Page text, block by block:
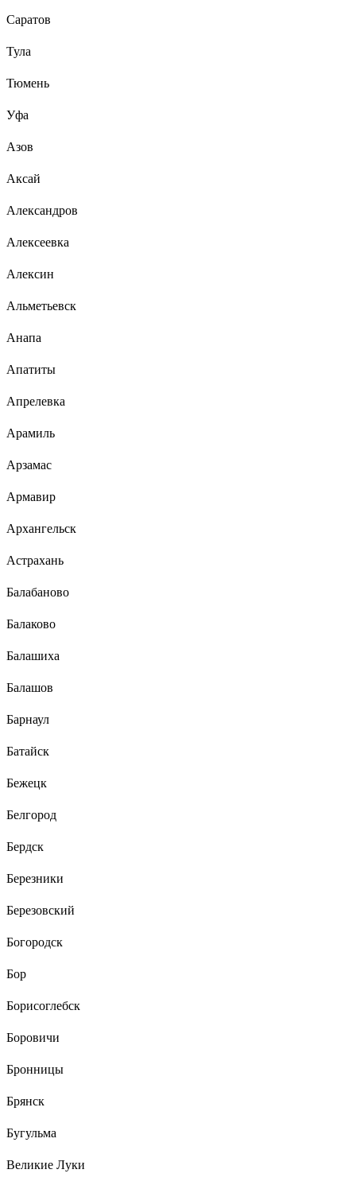
Саратов
Тула
Тюмень
Уфа
Азов
Аксай
Александров
Алексеевка
Алексин
Альметьевск
Анапа
Апатиты
Апрелевка
Арамиль
Арзамас
Армавир
Архангельск
Астрахань
Балабаново
Балаково
Балашиха
Балашов
Барнаул
Батайск
Бежецк
Белгород
Бердск
Березники
Березовский
Богородск
Бор
Борисоглебск
Боровичи
Бронницы
Брянск
Бугульма
Великие Луки